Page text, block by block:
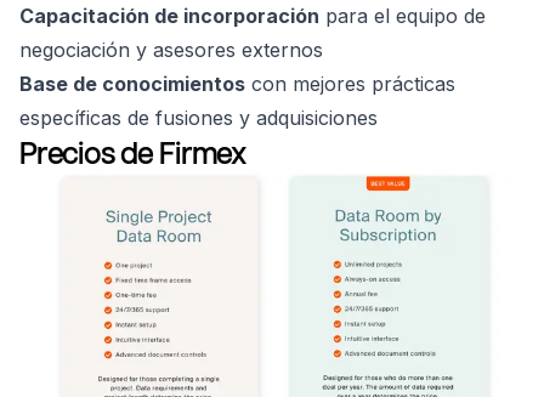
Capacitación de incorporación para el equipo de
negociación y asesores externos
Base de conocimientos con mejores prácticas
específicas de fusiones y adquisiciones
Precios de Firmex